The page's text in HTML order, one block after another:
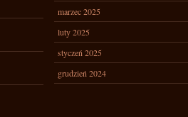
marzec 2025
luty 2025
styczeń 2025
grudzień 2024